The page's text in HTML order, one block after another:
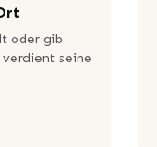
oder gib
verdient seine